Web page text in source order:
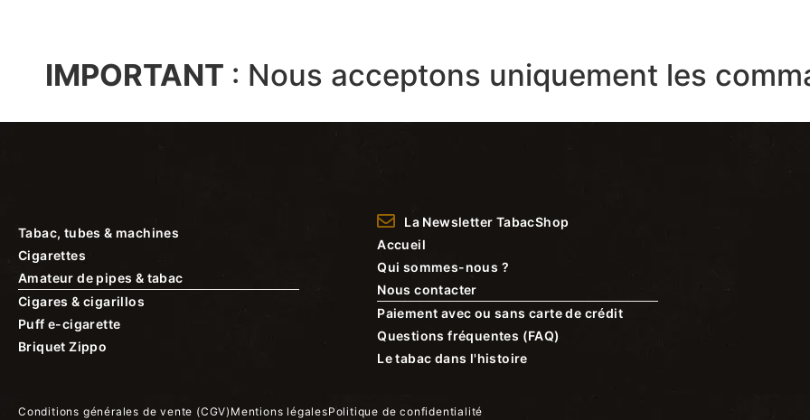
IMPORTANT : Nous acceptons uniquement les
Tabac, tubes & machines
Cigarettes
Amateur de pipes & tabac
Cigares & cigarillos
Puff e-cigarette
Briquet Zippo
La Newsletter TabacShop
Accueil
Qui sommes-nous ?
Nous contacter
Paiement avec ou sans carte de crédit
Questions fréquentes (FAQ)
Le tabac dans l'histoire
Conditions générales de vente (CGV) Mentions légalesPolitique de confidentialité